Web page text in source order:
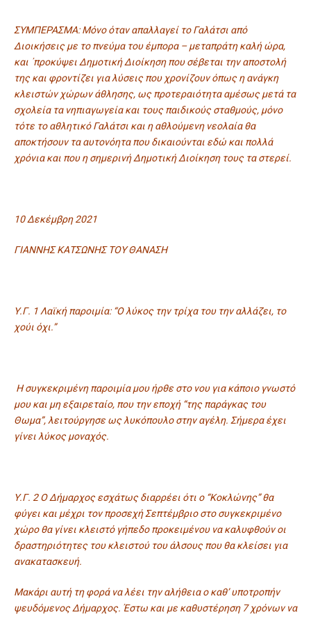
ΣΥΜΠΕΡΑΣΜΑ: Μόνο όταν απαλλαγεί το Γαλάτσι από
Διοικήσεις με το πνεύμα του έμπορα – μεταπράτη καλή ώρα,
και ΄προκύψει Δημοτική Διοίκηση που σέβεται την αποστολή
της και φροντίζει για λύσεις που χρονίζουν όπως η ανάγκη
κλειστών χώρων άθλησης, ως προτεραιότητα αμέσως μετά τα
σχολεία τα νηπιαγωγεία και τους παιδικούς σταθμούς, μόνο
τότε το αθλητικό Γαλάτσι και η αθλούμενη νεολαία θα
αποκτήσουν τα αυτονόητα που δικαιούνται εδώ και πολλά
χρόνια και που η σημερινή Δημοτική Διοίκηση τους τα στερεί.
10 Δεκέμβρη 2021
ΓΙΑΝΝΗΣ ΚΑΤΣΩΝΗΣ ΤΟΥ ΘΑΝΑΣΗ
Υ.Γ. 1 Λαϊκή παροιμία: “Ο λύκος την τρίχα του την αλλάζει, το
χούι όχι.”
Η συγκεκριμένη παροιμία μου ήρθε στο νου για κάποιο γνωστό
μου και μη εξαιρεταίο, που την εποχή “της παράγκας του
Θωμα”, λειτούργησε ως λυκόπουλο στην αγέλη. Σήμερα έχει
γίνει λύκος μοναχός.
Υ.Γ. 2 Ο Δήμαρχος εσχάτως διαρρέει ότι ο “Κοκλώνης” θα
φύγει και μέχρι τον προσεχή Σεπτέμβριο στο συγκεκριμένο
χώρο θα γίνει κλειστό γήπεδο προκειμένου να καλυφθούν οι
δραστηριότητες του κλειστού του άλσους που θα κλείσει για
ανακατασκευή.
Μακάρι αυτή τη φορά να λέει την αλήθεια ο καθ’ υποτροπήν
ψευδόμενος Δήμαρχος. Έστω και με καθυστέρηση 7 χρόνων να